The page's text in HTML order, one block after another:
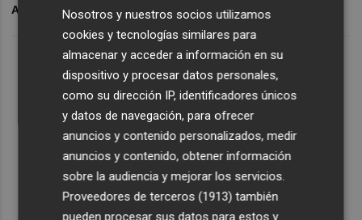
ARCHIVADO EN LEVANTE UD PLAZA GRANOTA
Nosotros y nuestros socios utilizamos
cookies y tecnologías similares para
almacenar y acceder a información en su
dispositivo y procesar datos personales,
como su dirección IP, identificadores únicos
y datos de navegación, para ofrecer
anuncios y contenido personalizados, medir
anuncios y contenido, obtener información
sobre la audiencia y mejorar los servicios.
Proveedores de terceros (1913) también
pueden procesar sus datos para estos y